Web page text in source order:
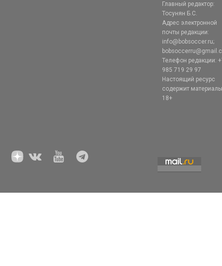
Главный редактор:
Тосунян Б.С.
Адрес электронной
почты редакции:
info@bobsoccer.ru;
Телефон редакции:
985 719 29 97
Настоящий ресурс
содержит
18+